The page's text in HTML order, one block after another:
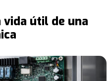
vida útil de una